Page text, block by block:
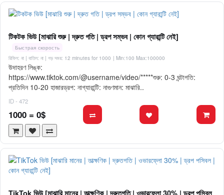
টিকটক ভিউ [মাঝারি শুরু | দ্রুত গতি | ড্রপ সম্ভব | কোন গ্যারান্টি নেই]
Быстрая скорость
রিফিল: না | বাতিল: না | গড় সময়: 12 minutes for 1000 | Min:100 Max:100000
উদাহরণ লিঙ্ক:
https://www.tiktok.com/@username/video/*****শুরু: 0-3 ঘন্টাগতি:
প্রতিদিন 10-20 হাজারড্রপ: নাগ্যারান্টি: নাগুণমান: মাঝারি..
ID - 472
1000 = 0$